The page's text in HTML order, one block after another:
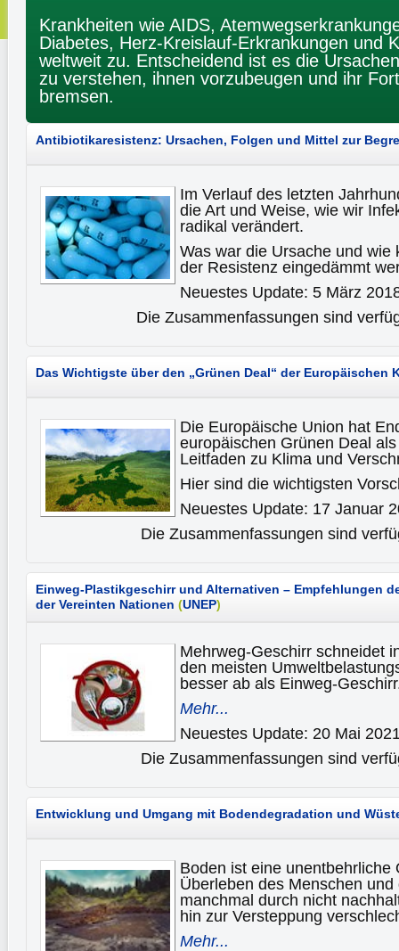
Krankheiten wie AIDS,
Diabetes, Herz-Kreislauf-Erkrankungen und
weltweit zu. Entscheidend ist es die
zu verstehen, ihnen vorzubeugen und ihr
bremsen.
Antibiotikaresistenz: Ursachen, Folgen und Mittel zur
Im Verlauf des letzten
die Art und Weise, wie wir
radikal verändert.
Was war die Ursache und wie
der Resistenz eingedämmt
Neuestes Update: 5 März
Die Zusammenfassungen sind
Das Wichtigste über den „Grünen Deal“ der Europäischen
Die Europäische Union hat
europäischen Grünen Deal
Leitfaden zu Klima und
Hier sind die wichtigsten
Neuestes Update: 17 Januar
Die Zusammenfassungen sind
Einweg-Plastikgeschirr und Alternativen – Empfehlungen
der Vereinten Nationen (UNEP)
Mehrweg-Geschirr schneidet
den meisten
besser ab als Einweg-
Mehr...
Neuestes Update: 20 Mai
Die Zusammenfassungen sind
Entwicklung und Umgang mit Bodendegradation und
Boden ist eine unentbehrliche
Überleben des Menschen
manchmal durch nicht
hin zur Versteppung
Mehr...